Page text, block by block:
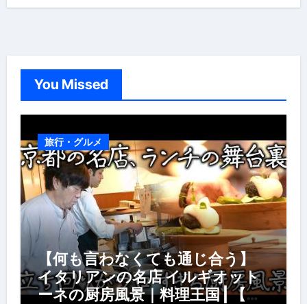
You Missed
旅行・グルメ
【何も言わなくても通じ合う】
イタリアンの名店 イルギオット
ーネの厨房風景｜料理王国 | 【厨